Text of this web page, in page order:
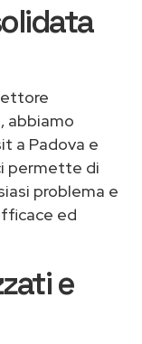
abbiamo
a Padova e
permette di
problema e
ed
e